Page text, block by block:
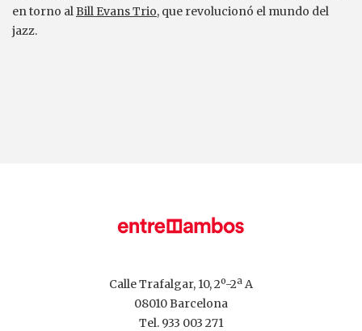
en torno al Bill Evans Trio, que revolucionó el mundo del
jazz.
Calle Trafalgar, 10, 2º-2ª A
08010 Barcelona
Tel. 933 003 271